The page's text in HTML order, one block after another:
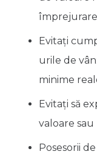
Evitați
urile de
minime
Evitaţi să
valoare sau
Posesorii